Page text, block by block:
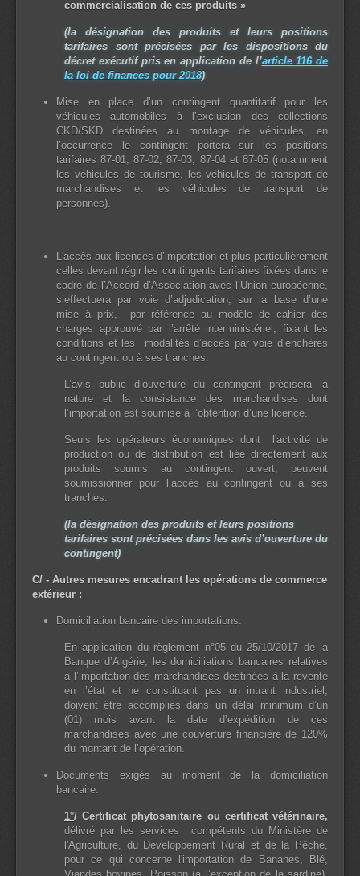
commercialisation de ces produits »
(la désignation des produits et leurs positions
tarifaires sont précisées par les dispositions du
décret exécutif pris en application de l’article 116 de
la loi de finances pour 2018)
Mise en place d’un contingent quantitatif pour les
véhicules automobiles à l’exclusion des collections
CKD/SKD destinées au montage de véhicules, en
l’occurrence le contingent portera sur les positions
tarifaires 87-01, 87-02, 87-03, 87-04 et 87-05 (notamment
les véhicules de tourisme, les véhicules de transport de
marchandises et les véhicules de transport de
personnes).
L'accès aux licences d’importation et plus particulièrement
celles devant régir les contingents tarifaires fixées dans le
cadre de l’Accord d’Association avec l’Union européenne,
s’effectuera par voie d’adjudication, sur la base d’une
mise à prix, par référence au modèle de cahier des
charges approuvé par l’arrêté interministériel, fixant les
conditions et les modalités d’accès par voie d’enchères
au contingent ou à ses tranches.
L’avis public d’ouverture du contingent précisera la
nature et la consistance des marchandises dont
l’importation est soumise à l’obtention d’une licence.
Seuls les opérateurs économiques dont l'activité de
production ou de distribution est liée directement aux
produits soumis au contingent ouvert, peuvent
soumissionner pour l’accès au contingent ou à ses
tranches.
(la désignation des produits et leurs positions
tarifaires sont précisées dans les avis d’ouverture du
contingent)
C/ - Autres mesures encadrant les opérations de commerce
extérieur :
Domiciliation bancaire des importations.
En application du règlement n°05 du 25/10/2017 de la
Banque d’Algérie, les domiciliations bancaires relatives
à l’importation des marchandises destinées à la revente
en l’état et ne constituant pas un intrant industriel,
doivent être accomplies dans un délai minimum d’un
(01) mois avant la date d’expédition de ces
marchandises avec une couverture financière de 120%
du montant de l’opération.
Documents exigés au moment de la domiciliation
bancaire.
1°/ Certificat phytosanitaire ou certificat vétérinaire,
délivré par les services compétents du Ministère de
l'Agriculture, du Développement Rural et de la Pêche,
pour ce qui concerne l'importation de Bananes, Blé,